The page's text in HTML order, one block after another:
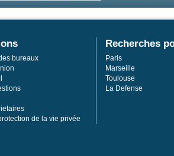
bureaux
de la vie privée
Recherches
Paris
Marseille
Toulouse
La Defense